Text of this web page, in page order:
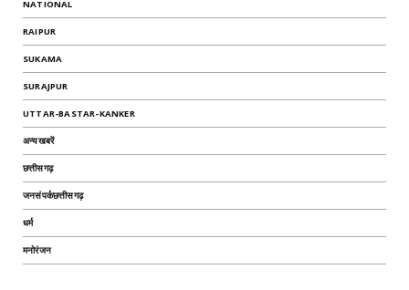
NATIONAL
RAIPUR
SUKAMA
SURAJPUR
UTTAR-BASTAR-KANKER
अन्यखबरें
छत्तीसगढ़
जनसंपर्कछत्तीसगढ़
धर्म
मनोरंजन